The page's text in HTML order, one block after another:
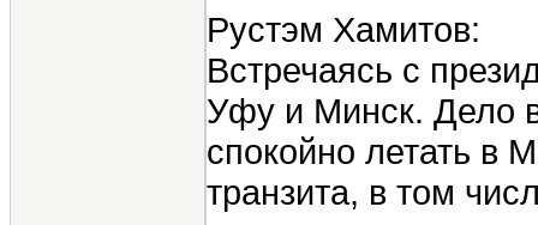
Рустэм Хамитов:
Встречаясь с
Уфу и Минск. Дело
спокойно летать в
транзита, в том